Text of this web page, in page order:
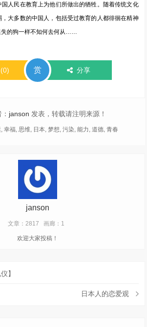
人民在教育上为他们所做出的牺牲。随着传统文化
大多数的中国人，包括受过教育的人都徘徊在精神
的狗一样不知何去何从……
(0) 赏 分享
janson 发表，转载请注明来源！
,幸福 思维 日本 ,梦想 ,污染 ,能力 ,道德 ,青春
janson
文章：2817 画廊：1
欢迎大家投稿！
】
日本人的恋爱观